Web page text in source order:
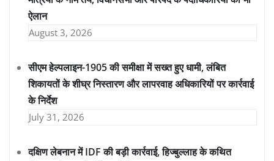
ऐलान
August 3, 2026
सीएम हेल्पलाइन-1905 की समीक्षा में सख्त हुए धामी, लंबित
शिकायतों के शीघ्र निस्तारण और लापरवाह अधिकारियों पर कार्रवाई
के निर्देश
July 31, 2026
दक्षिण लेबनान में IDF की बड़ी कार्रवाई, हिज्बुल्लाह के कथित